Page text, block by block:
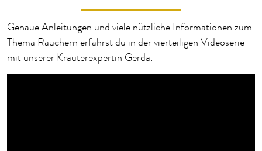
Genaue Anleitungen und viele nützliche Informationen zum
Thema Räuchern erfährst du in der vierteiligen Videoserie
mit unserer Kräuterexpertin Gerda: